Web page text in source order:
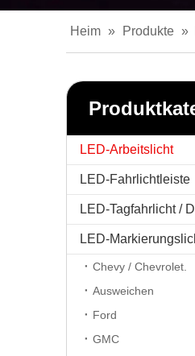
Heim » Produkte »
LED-Arbeitslicht
LED-Fahrlichtleiste
LED-Tagfahrlicht /
LED-
Chevy / Chevrolet.
Ausweichen
Ford
GMC